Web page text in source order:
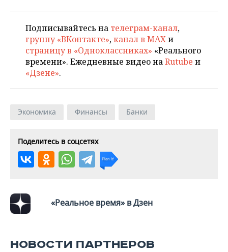
Подписывайтесь на телеграм-канал,
группу «ВКонтакте»,канал в MAXи
страницу в «Одноклассниках» «Реального
времени». Ежедневные видео наRutube и
«Дзене».
Экономика Финансы Банки
Поделитесь в соцсетях
«Реальное время» в Дзен
НОВОСТИ ПАРТНЕРОВ